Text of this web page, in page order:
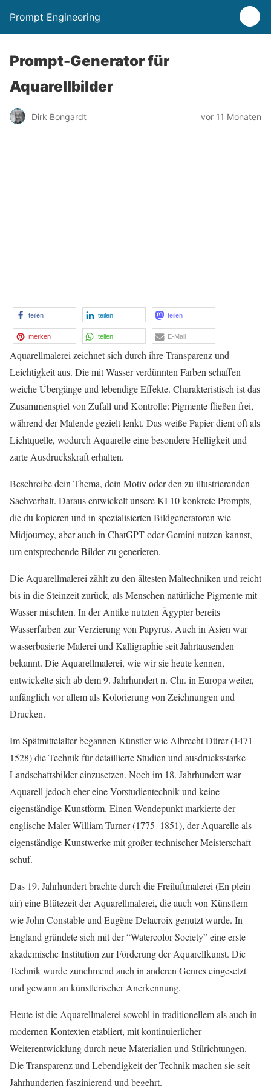
Prompt Engineering
Prompt-Generator für
Aquarellbilder
Dirk Bongardt vor 11 Monaten
teilen teilen teilen
merken teilen E-Mail
Aquarellmalerei zeichnet sich durch ihre Transparenz und
Leichtigkeit aus. Die mit Wasser verdünnten Farben schaffen
weiche Übergänge und lebendige Effekte. Charakteristisch ist das
Zusammenspiel von Zufall und Kontrolle: Pigmente fließen frei,
während der Malende gezielt lenkt. Das weiße Papier dient oft als
Lichtquelle, wodurch Aquarelle eine besondere Helligkeit und
zarte Ausdruckskraft erhalten.
Beschreibe dein Thema, dein Motiv oder den zu illustrierenden
Sachverhalt. Daraus entwickelt unsere KI 10 konkrete Prompts,
die du kopieren und in spezialisierten Bildgeneratoren wie
Midjourney, aber auch in ChatGPT oder Gemini nutzen kannst,
um entsprechende Bilder zu generieren.
Die Aquarellmalerei zählt zu den ältesten Maltechniken und reicht
bis in die Steinzeit zurück, als Menschen natürliche Pigmente mit
Wasser mischten. In der Antike nutzten Ägypter bereits
Wasserfarben zur Verzierung von Papyrus. Auch in Asien war
wasserbasierte Malerei und Kalligraphie seit Jahrtausenden
bekannt. Die Aquarellmalerei, wie wir sie heute kennen,
entwickelte sich ab dem 9. Jahrhundert n. Chr. in Europa weiter,
anfänglich vor allem als Kolorierung von Zeichnungen und
Drucken.
Im Spätmittelalter begannen Künstler wie Albrecht Dürer (1471–
1528) die Technik für detaillierte Studien und ausdrucksstarke
Landschaftsbilder einzusetzen. Noch im 18. Jahrhundert war
Aquarell jedoch eher eine Vorstudientechnik und keine
eigenständige Kunstform. Einen Wendepunkt markierte der
englische Maler William Turner (1775–1851), der Aquarelle als
eigenständige Kunstwerke mit großer technischer Meisterschaft
schuf.
Das 19. Jahrhundert brachte durch die Freiluftmalerei (En plein
air) eine Blütezeit der Aquarellmalerei, die auch von Künstlern
wie John Constable und Eugène Delacroix genutzt wurde. In
England gründete sich mit der “Watercolor Society” eine erste
akademische Institution zur Förderung der Aquarellkunst. Die
Technik wurde zunehmend auch in anderen Genres eingesetzt
und gewann an künstlerischer Anerkennung.
Heute ist die Aquarellmalerei sowohl in traditionellem als auch in
modernen Kontexten etabliert, mit kontinuierlicher
Weiterentwicklung durch neue Materialien und Stilrichtungen.
Die Transparenz und Lebendigkeit der Technik machen sie seit
Jahrhunderten faszinierend und begehrt.